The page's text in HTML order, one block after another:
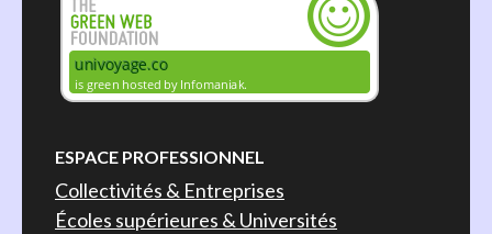
ESPACE PROFESSIONNEL
Collectivités & Entreprises
Écoles supérieures & Universités